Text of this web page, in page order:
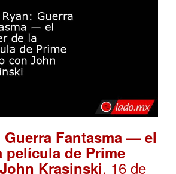
Guerra Fantasma — el
película de Prime
Krasinski. 16 de